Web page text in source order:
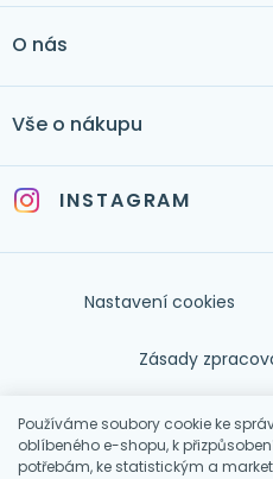
+420 771 144
info@byt-
O nás
Služby
Vše o nákupu
INSTAGRAM
Nastavení cookies
Zásady
Souhlas se
Používáme soubory cookie ke
oblíbeného e-shopu, k
potřebám, ke statistickým a